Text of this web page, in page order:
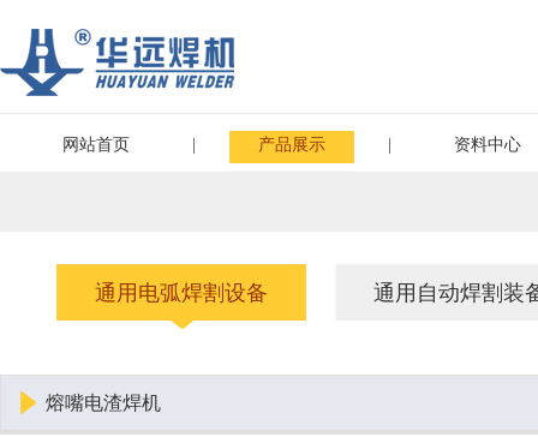
网站首页 产品展示 资料中心
通用电弧焊割设备 通用自动焊割装
熔嘴电渣焊机